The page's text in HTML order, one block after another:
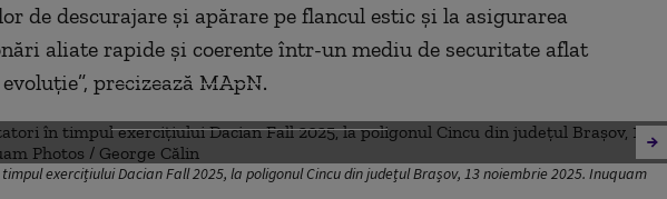
de descurajare şi apărare pe flancul estic şi la asigurarea
aliate rapide şi coerente într-un mediu de securitate aflat
precizează MApN.
exercițiului Dacian Fall 2025, la poligonul Cincu din județul Brașov, 13 noiembrie 2025. Inuquam